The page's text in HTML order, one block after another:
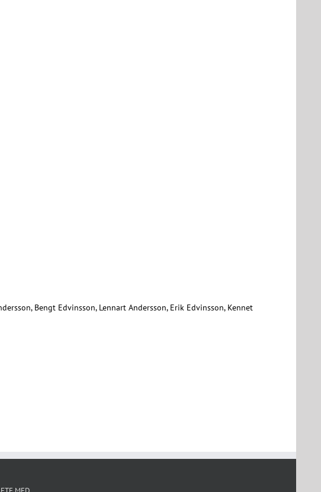
Bengt Edvinsson, Lennart Andersson, Erik Edvinsson, Kennet